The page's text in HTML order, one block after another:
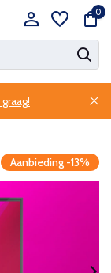
0
Aanbieding -13%